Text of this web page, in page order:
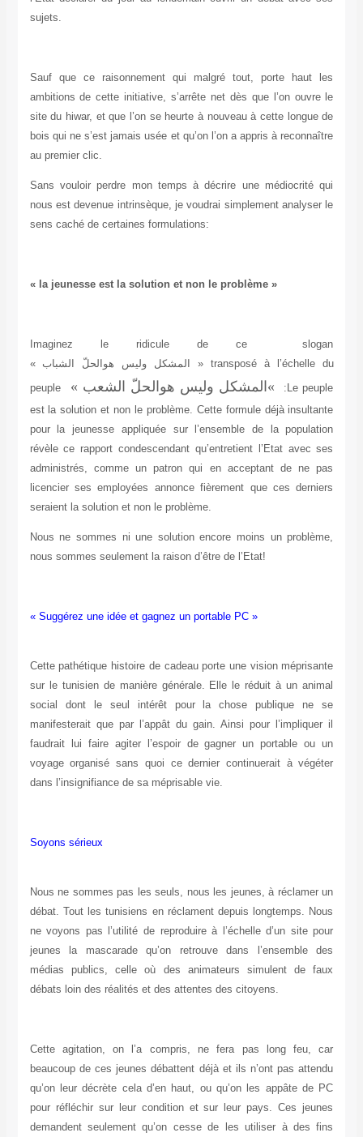
sujets.
Sauf que ce raisonnement qui malgré tout, porte haut les
ambitions de cette initiative, s’arrête net dès que l’on ouvre le
site du hiwar, et que l’on se heurte à nouveau à cette longue de
bois qui ne s’est jamais usée et qu’on l’on a appris à reconnaître
au premier clic.
Sans vouloir perdre mon temps à décrire une médiocrité qui
nous est devenue intrinsèque, je voudrai simplement analyser le
sens caché de certaines formulations:
« la jeunesse est la solution et non le problème »
Imaginez le ridicule de ce slogan
« الشباب هوالحلّ وليس المشكل
» transposé à l’échelle du
peuple« الشعب هوالحلّ وليس المشكل «
:Le peuple
est la solution et non le problème. Cette formule déjà insultante
pour la jeunesse appliquée sur l’ensemble de la population
révèle ce rapport condescendant qu’entretient l’Etat avec ses
administrés, comme un patron qui en acceptant de ne pas
licencier ses employées annonce fièrement que ces derniers
seraient la solution et non le problème.
Nous ne sommes ni une solution encore moins un problème,
nous sommes seulement la raison d’être de l’Etat!
« Suggérez une idée et gagnez un portable PC »
Cette pathétique histoire de cadeau porte une vision méprisante
sur le tunisien de manière générale. Elle le réduit à un animal
social dont le seul intérêt pour la chose publique ne se
manifesterait que par l’appât du gain. Ainsi pour l’impliquer il
faudrait lui faire agiter l’espoir de gagner un portable ou un
voyage organisé sans quoi ce dernier continuerait à végéter
dans l’insignifiance de sa méprisable vie.
Soyons sérieux
Nous ne sommes pas les seuls, nous les jeunes, à réclamer un
débat. Tout les tunisiens en réclament depuis longtemps. Nous
ne voyons pas l’utilité de reproduire à l’échelle d’un site pour
jeunes la mascarade qu’on retrouve dans l’ensemble des
médias publics, celle où des animateurs simulent de faux
débats loin des réalités et des attentes des citoyens.
Cette agitation, on l’a compris, ne fera pas long feu, car
beaucoup de ces jeunes débattent déjà et ils n’ont pas attendu
qu’on leur décrète cela d’en haut, ou qu’on les appâte de PC
pour réfléchir sur leur condition et sur leur pays. Ces jeunes
demandent seulement qu’on cesse de les utiliser à des fins